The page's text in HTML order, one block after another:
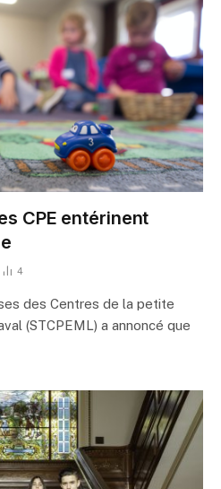
CPE entérinent
4
des Centres de la petite
(STCPEML) a annoncé que